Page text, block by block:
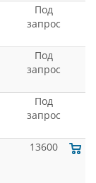
Под
запрос
Под
запрос
Под
запрос
13600